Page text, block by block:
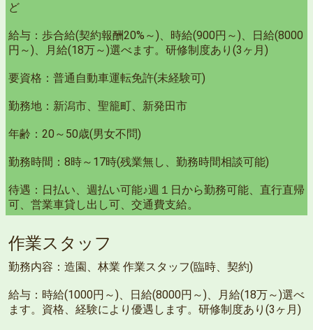
ど
給与：歩合給(契約報酬20%～)、時給(900円～)、日給(8000
円～)、月給(18万～)選べます。研修制度あり(3ヶ月)
要資格：普通自動車運転免許(未経験可)
勤務地：新潟市、聖籠町、新発田市
年齢：20～50歳(男女不問)
勤務時間：8時～17時(残業無し、勤務時間相談可能)
待遇：日払い、週払い可能♪週１日から勤務可能、直行直帰
可、営業車貸し出し可、交通費支給。
作業スタッフ
勤務内容：造園、林業 作業スタッフ(臨時、契約)
給与：時給(1000円～)、日給(8000円～)、月給(18万～)選べ
ます。資格、経験により優遇します。研修制度あり(3ヶ月)